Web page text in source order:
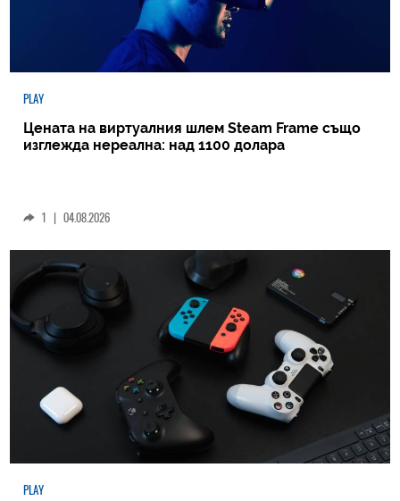
PLAY
Цената на виртуалния шлем Steam Frame също
изглежда нереална: над 1100 долара
1 | 04.08.2026
PLAY